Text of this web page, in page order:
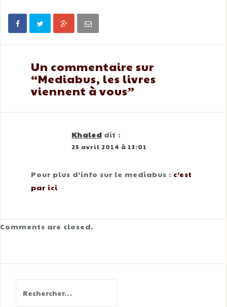
Un commentaire sur
“Mediabus, les livres
viennent à vous”
Khaled dit :
25 avril 2014 à 13:01
Pour plus d’info sur le mediabus : c’est
par ici
Comments are closed.